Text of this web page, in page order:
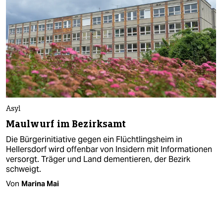
Asyl
Maulwurf im Bezirksamt
Die Bürgerinitiative gegen ein Flüchtlingsheim in
Hellersdorf wird offenbar von Insidern mit Informationen
versorgt. Träger und Land dementieren, der Bezirk
schweigt.
Von Marina Mai